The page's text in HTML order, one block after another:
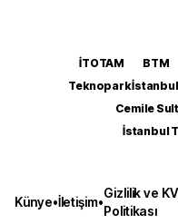
İTOTAM BTM
Teknopark İstanbul
Cemile
İstanbul
Künye•İletişim•
Gizlilik ve
Politikası